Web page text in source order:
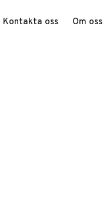
Kontakta oss Om oss